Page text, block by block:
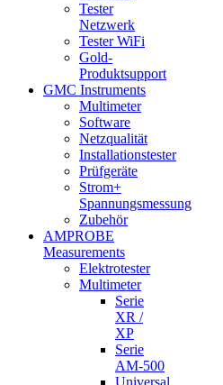
Tester
Netzwerk
Tester WiFi
Gold-
Produktsupport
GMC Instruments
Multimeter
Software
Netzqualität
Installationstester
Prüfgeräte
Strom+
Spannungsmessung
Zubehör
AMPROBE
Measurements
Elektrotester
Multimeter
Serie
XR /
XP
Serie
AM-500
Universal